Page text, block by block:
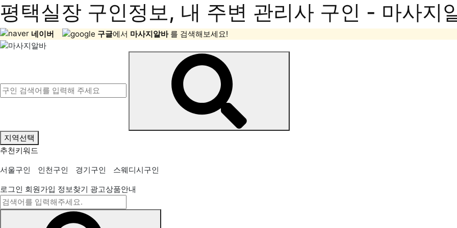
평택실장 구인정보, 내 주변 관리사 구인 - 마사지
네이버 구글에서 마사지알바 를 검색해보세요!
지역선택
추천키워드
서울구인
인천구인 경기구인
스웨디시구인
로그인 회원가입 정보찾기 광고상품안내